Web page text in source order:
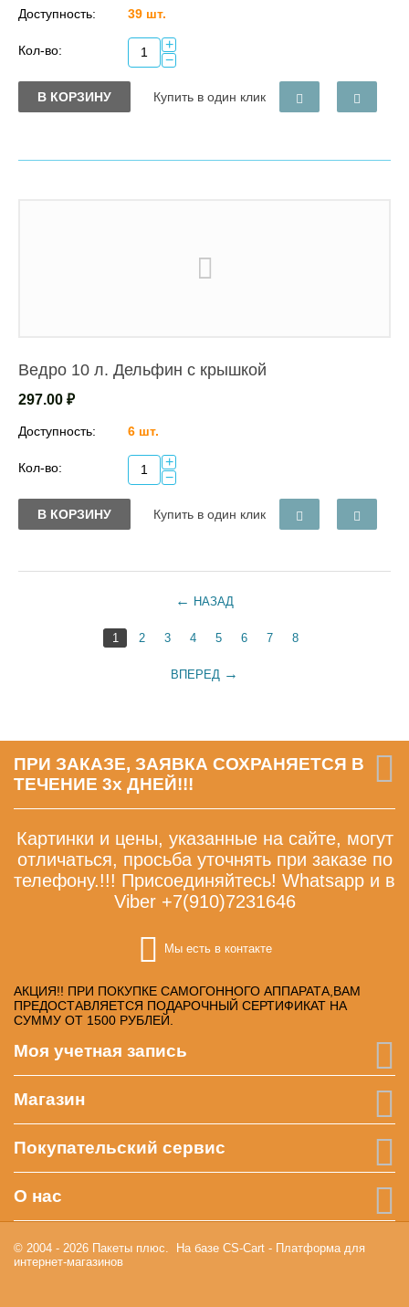
Доступность: 39 шт.
Кол-во:
+
−
В КОРЗИНУ Купить в один клик
Ведро 10 л. Дельфин с крышкой
297.00 ₽
Доступность: 6 шт.
Кол-во:
+
−
В КОРЗИНУ Купить в один клик
НАЗАД
1 2 3 4 5 6 7 8
ВПЕРЕД
ПРИ ЗАКАЗЕ, ЗАЯВКА СОХРАНЯЕТСЯ В
ТЕЧЕНИЕ 3х ДНЕЙ!!!
Картинки и цены, указанные на сайте, могут
отличаться, просьба уточнять при заказе по
телефону.!!! Присоединяйтесь! Whatsapp и в
Viber +7(910)7231646
Мы есть в контакте
АКЦИЯ!! ПРИ ПОКУПКЕ САМОГОННОГО АППАРАТА,ВАМ
ПРЕДОСТАВЛЯЕТСЯ ПОДАРОЧНЫЙ СЕРТИФИКАТ НА
СУММУ ОТ 1500 РУБЛЕЙ.
Моя учетная запись
Магазин
Покупательский сервис
О нас
© 2004 - 2026 Пакеты плюс. На базе CS-Cart - Платформа для
интернет-магазинов